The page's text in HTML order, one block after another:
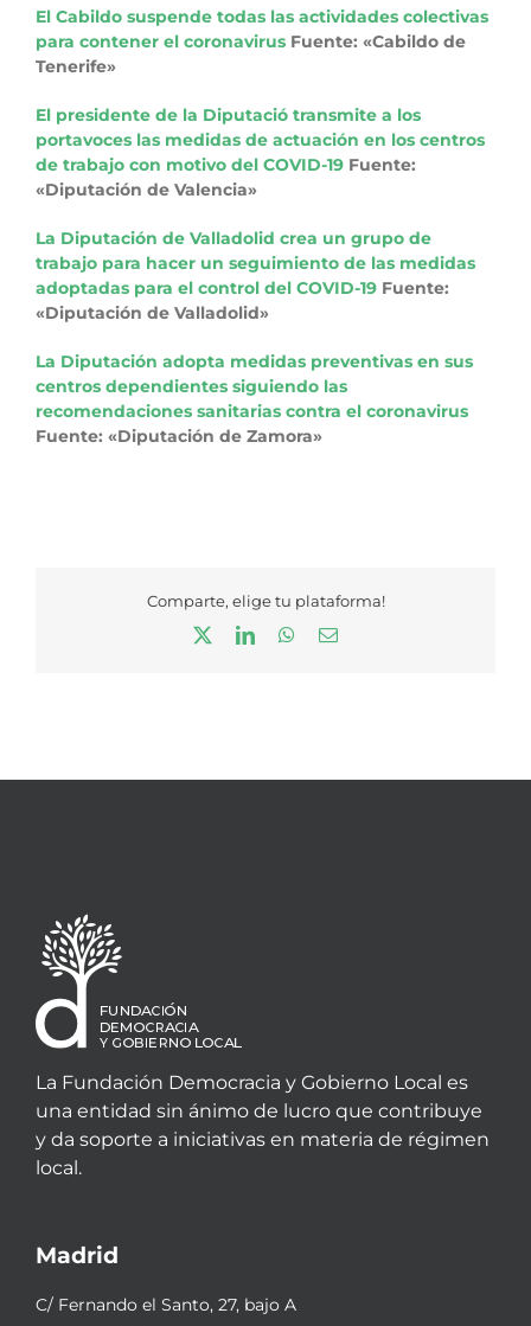
El Cabildo suspende todas las actividades colectivas
para contener el coronavirus Fuente: «Cabildo de
Tenerife»
El presidente de la Diputació transmite a los
portavoces las medidas de actuación en los centros
de trabajo con motivo del COVID-19 Fuente:
«Diputación de Valencia»
La Diputación de Valladolid crea un grupo de
trabajo para hacer un seguimiento de las medidas
adoptadas para el control del COVID-19 Fuente:
«Diputación de Valladolid»
La Diputación adopta medidas preventivas en sus
centros dependientes siguiendo las
recomendaciones sanitarias contra el coronavirus
Fuente: «Diputación de Zamora»
Comparte, elige tu plataforma!
LinkedInWhatsApp
Correo
La Fundación Democracia y Gobierno Local es
una entidad sin ánimo de lucro que contribuye
y da soporte a iniciativas en materia de régimen
local.
Madrid
C/ Fernando el Santo, 27, bajo A